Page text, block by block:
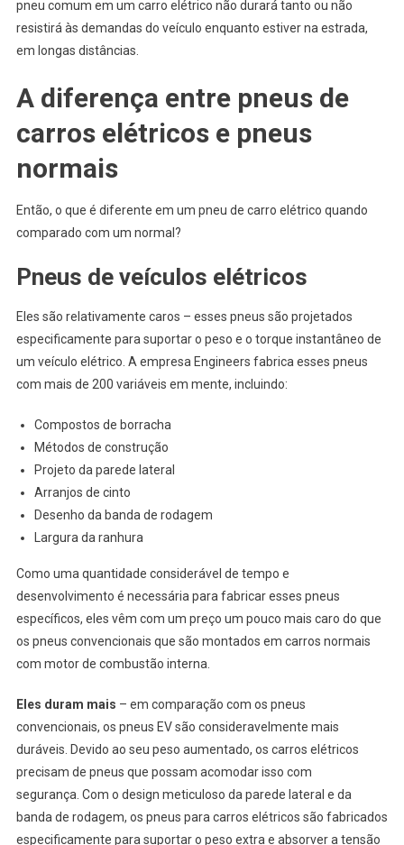
pneu comum em um carro elétrico não durará tanto ou não
resistirá às demandas do veículo enquanto estiver na estrada,
em longas distâncias.
A diferença entre pneus de
carros elétricos e pneus
normais
Então, o que é diferente em um pneu de carro elétrico quando
comparado com um normal?
Pneus de veículos elétricos
Eles são relativamente caros – esses pneus são projetados
especificamente para suportar o peso e o torque instantâneo de
um veículo elétrico. A empresa Engineers fabrica esses pneus
com mais de 200 variáveis ​​em mente, incluindo:
Compostos de borracha
Métodos de construção
Projeto da parede lateral
Arranjos de cinto
Desenho da banda de rodagem
Largura da ranhura
Como uma quantidade considerável de tempo e
desenvolvimento é necessária para fabricar esses pneus
específicos, eles vêm com um preço um pouco mais caro do que
os pneus convencionais que são montados em carros normais
com motor de combustão interna.
Eles duram mais – em comparação com os pneus
convencionais, os pneus EV são consideravelmente mais
duráveis. Devido ao seu peso aumentado, os carros elétricos
precisam de pneus que possam acomodar isso com
segurança. Com o design meticuloso da parede lateral e da
banda de rodagem, os pneus para carros elétricos são fabricados
especificamente para suportar o peso extra e absorver a tensão